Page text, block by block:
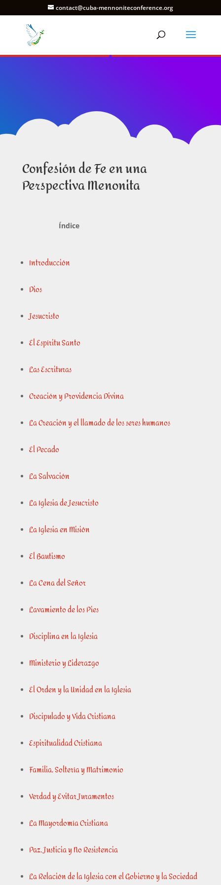
contact@cuba-mennoniteconference.org
Confesión de Fe en una
Perspectiva Menonita
Índice
Introducción
Dios
Jesucristo
El Espíritu Santo
Las Escrituras
Creación y Providencia Divina
La Creación y el llamado de los seres humanos
El Pecado
La Salvación
La Iglesia de Jesucristo
La Iglesia en Misión
El Bautismo
La Cena del Señor
Lavamiento de los Pies
Disciplina en la Iglesia
Ministerio y Liderazgo
El Orden y la Unidad en la Iglesia
Discipulado y Vida Cristiana
Espiritualidad Cristiana
Familia, Soltería y Matrimonio
Verdad y Evitar Juramentos
La Mayordomía Cristiana
Paz, Justicia y No Resistencia
La Relación de la Iglesia con el Gobierno y la Sociedad